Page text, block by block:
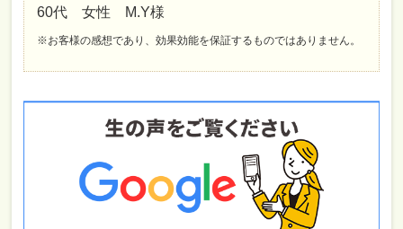
60代 女性 M.Y様
※お客様の感想であり、効果効能を保証するものではありません。